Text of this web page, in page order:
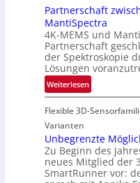
n
L
u
f
t
u
a
u
m
A
-
R
e
g
i
o
n
Partnerschaft
MantiSpectra
4K-MEMS und
Partnerschaft
der Spektroskopie
Lösungen
Weiterlesen:
P
a
t
n
e
r
Flexible 3D-
Varianten
Unbegrenzte
Zu Beginn des
neues Mitglied der
SmartRunner vor: